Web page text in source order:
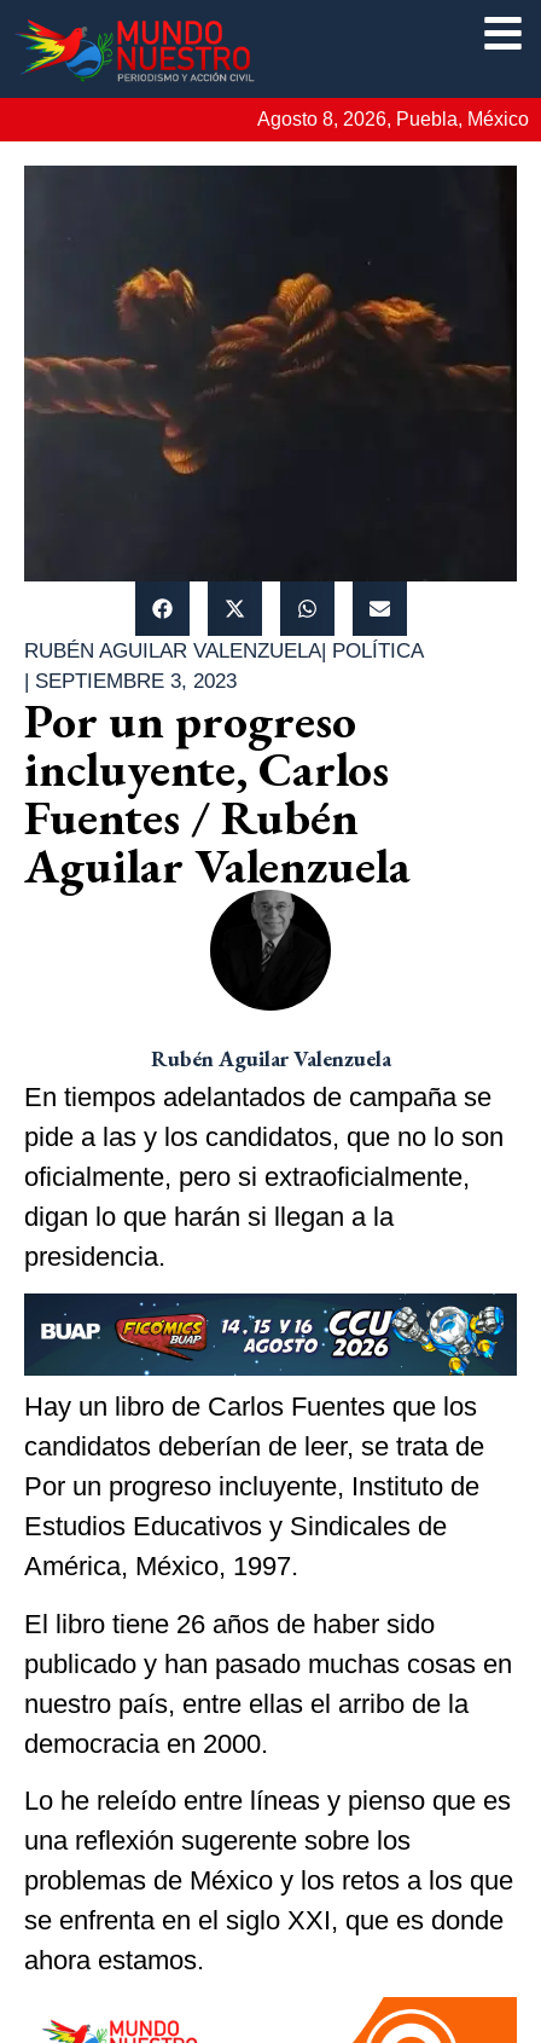
Agosto 8, 2026, Puebla, México
RUBÉN AGUILAR VALENZUELA| POLÍTICA
| SEPTIEMBRE 3, 2023
Por un progreso
incluyente, Carlos
Fuentes / Rubén
Aguilar Valenzuela
Rubén Aguilar Valenzuela
En tiempos adelantados de campaña se
pide a las y los candidatos, que no lo son
oficialmente, pero si extraoficialmente,
digan lo que harán si llegan a la
presidencia.
Hay un libro de Carlos Fuentes que los
candidatos deberían de leer, se trata de
Por un progreso incluyente, Instituto de
Estudios Educativos y Sindicales de
América, México, 1997.
El libro tiene 26 años de haber sido
publicado y han pasado muchas cosas en
nuestro país, entre ellas el arribo de la
democracia en 2000.
Lo he releído entre líneas y pienso que es
una reflexión sugerente sobre los
problemas de México y los retos a los que
se enfrenta en el siglo XXI, que es donde
ahora estamos.